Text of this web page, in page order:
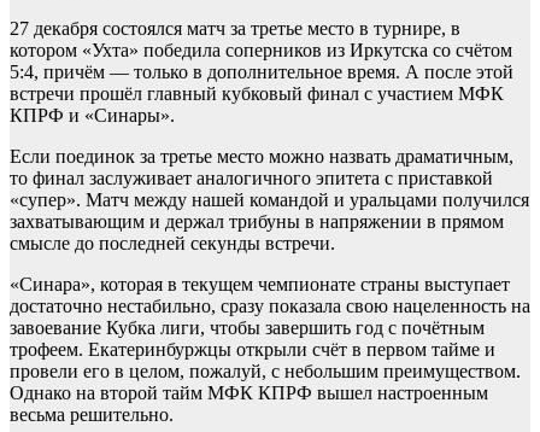
27 декабря состоялся матч за третье место в турнире, в
котором «Ухта» победила соперников из Иркутска со счётом
5:4, причём — только в дополнительное время. А после этой
встречи прошёл главный кубковый финал с участием МФК
КПРФ и «Синары».
Если поединок за третье место можно назвать драматичным,
то финал заслуживает аналогичного эпитета с приставкой
«супер». Матч между нашей командой и уральцами получился
захватывающим и держал трибуны в напряжении в прямом
смысле до последней секунды встречи.
«Синара», которая в текущем чемпионате страны выступает
достаточно нестабильно, сразу показала свою нацеленность на
завоевание Кубка лиги, чтобы завершить год с почётным
трофеем. Екатеринбуржцы открыли счёт в первом тайме и
провели его в целом, пожалуй, с небольшим преимуществом.
Однако на второй тайм МФК КПРФ вышел настроенным
весьма решительно.